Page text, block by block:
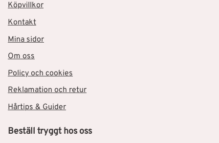
Köpvillkor
Kontakt
Mina sidor
Om oss
Policy och cookies
Reklamation och retur
Hårtips & Guider
Beställ tryggt hos oss